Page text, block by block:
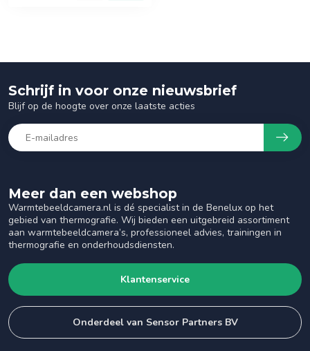
Meer dan een webshop
Warmtebeeldcamera.nl is dé specialist in de Benelux op het
gebied van thermografie. Wij bieden een uitgebreid assortiment
aan warmtebeeldcamera’s, professioneel advies, trainingen in
thermografie en onderhoudsdiensten.
Klantenservice
Onderdeel van Sensor Partners BV
Schrijf in voor onze nieuwsbrief
Blijf op de hoogte over onze laatste acties